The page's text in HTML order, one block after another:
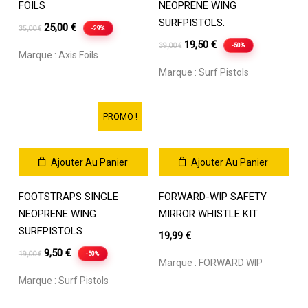
FOILS
35,00€ Le
initial
25,00 €Le
prix
actuel
-29%
Marque : Axis Foils
NEOPRENE WING
SURFPISTOLS.
39,00€ Le
initial
19,50€Le
prix
actuel
-50%
Marque :Surf Pistols
PROMO !
Ajouter Au Panier
FOOTSTRAPS SINGLE
NEOPRENE WING
SURFPISTOLS
19,00€ Le
initial
9,50 €Le
prix
actuel
-50%
Marque : Surf Pistols
Ajouter Au Panier
FORWARD-WIP SAFETY
MIRROR WHISTLE KIT
19,99€
Marque : FORWARD WIP